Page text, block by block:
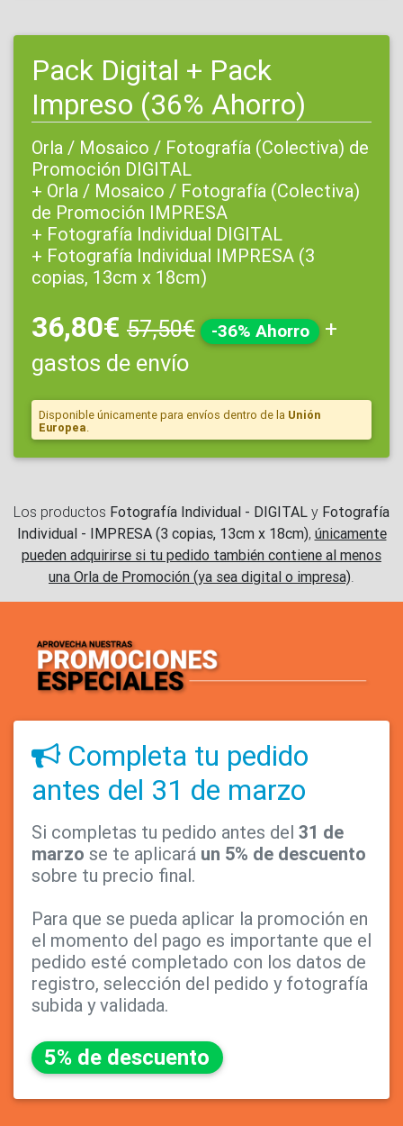
Pack Digital + Pack
Impreso (36% Ahorro)
Orla / Mosaico / Fotografía (Colectiva) de
Promoción DIGITAL
+ Orla / Mosaico / Fotografía (Colectiva)
de Promoción IMPRESA
+ Fotografía Individual DIGITAL
+ Fotografía Individual IMPRESA (3
copias, 13cm x 18cm)
36,80€ 57,50€ -36% Ahorro
+
gastos de envío
Disponible únicamente para envíos dentro de la Unión
Europea.
Los productos Fotografía Individual - DIGITAL y Fotografía
Individual - IMPRESA (3 copias, 13cm x 18cm), únicamente
pueden adquirirse si tu pedido también contiene al menos
una Orla de Promoción (ya sea digital o impresa).
Completa tu pedido
antes del 31 de marzo
Si completas tu pedido antes del 31 de
marzo se te aplicará un 5% de descuento
sobre tu precio final.
Para que se pueda aplicar la promoción en
el momento del pago es importante que el
pedido esté completado con los datos de
registro, selección del pedido y fotografía
subida y validada.
5% de descuento